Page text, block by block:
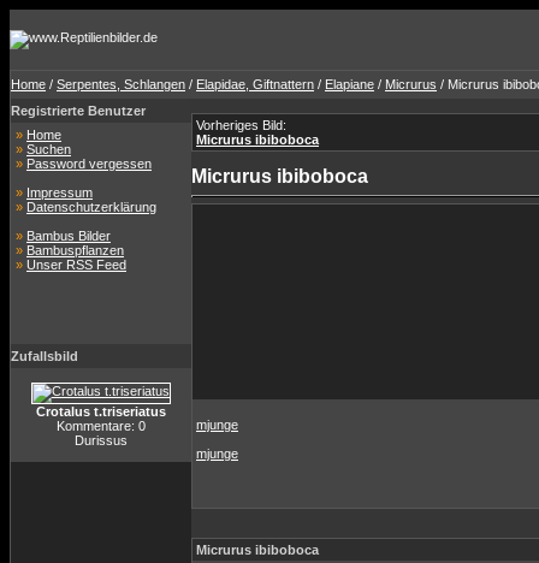
Home / Serpentes, Schlangen / Elapidae, Giftnattern / Elapiane / Micrurus / Micrurus
Registrierte Benutzer
» Home
» Suchen
» Password vergessen
» Impressum
» Datenschutzerklärung
» Bambus Bilder
» Bambuspflanzen
» Unser RSS Feed
Zufallsbild
Crotalus t.triseriatus
Kommentare: 0
Durissus
Vorheriges Bild:
Micrurus ibiboboca
Micrurus ibiboboca
mjunge
mjunge
Micrurus ibiboboca